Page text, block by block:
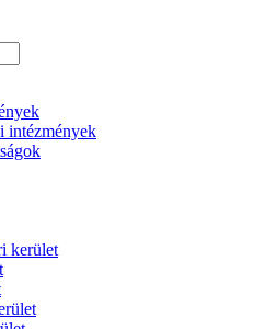
intézmények
kerület